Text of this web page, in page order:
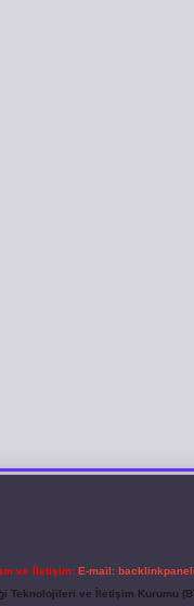
ve İletişim: E-mail:
Teknolojileri ve İletişim Kurumu